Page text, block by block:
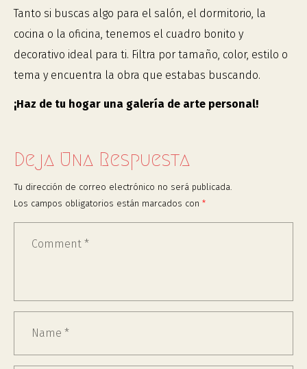
Tanto si buscas algo para el salón, el dormitorio, la
cocina o la oficina, tenemos el cuadro bonito y
decorativo ideal para ti. Filtra por tamaño, color, estilo o
tema y encuentra la obra que estabas buscando.
¡Haz de tu hogar una galería de arte personal!
Deja Una Respuesta
Tu dirección de correo electrónico no será publicada.
Los campos obligatorios están marcados con *